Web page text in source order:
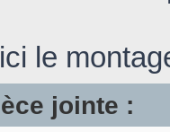
le
jointe :